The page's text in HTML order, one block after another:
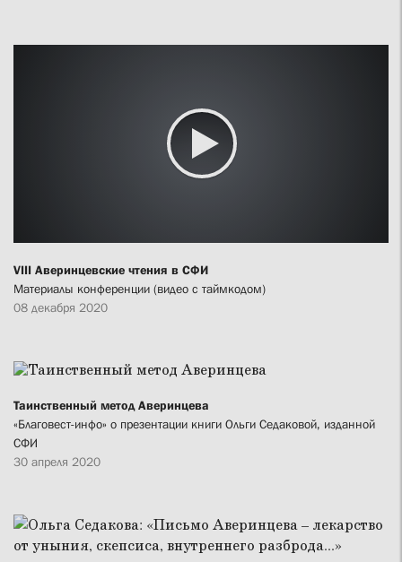
VIII Аверинцевские чтения в СФИ
Материалы конференции (видео с таймкодом)
08 декабря 2020
Таинственный метод Аверинцева
«Благовест-инфо» о презентации книги Ольги Седаковой, изданной
СФИ
30 апреля 2020